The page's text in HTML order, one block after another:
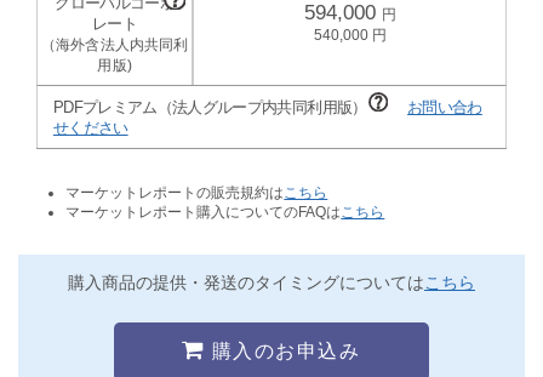
594,000
540,000
PDFプレミアム（法人グループ内共同利用版）
お問い合わ
せください
マーケットレポートの販売規約は こちら
マーケットレポート購入についてのFAQは こちら
購入商品の提供・発送のタイミングについてはこちら
購入のお申込み